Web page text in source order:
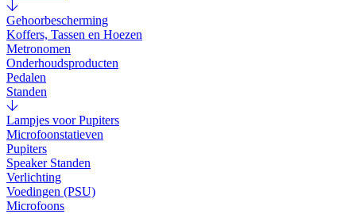
Gehoorbescherming
Koffers, Tassen en Hoezen
Metronomen
Onderhoudsproducten
Pedalen
Standen
Lampjes voor Pupiters
Microfoonstatieven
Pupiters
Speaker Standen
Verlichting
Voedingen (PSU)
Microfoons